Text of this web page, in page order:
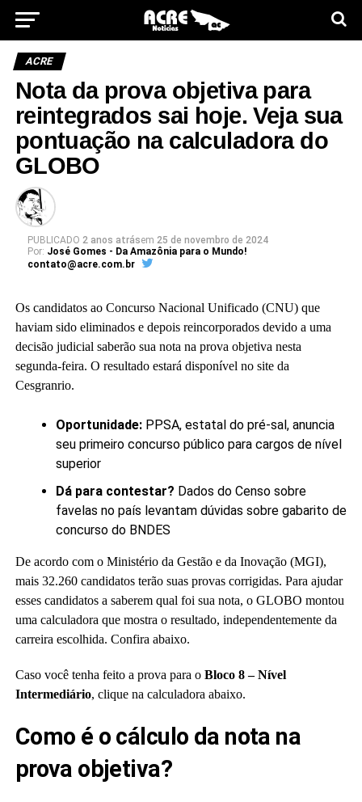
ACRE
Nota da prova objetiva para
reintegrados sai hoje. Veja sua
pontuação na calculadora do
GLOBO
PUBLICADO 2 anos atrásem 25 de novembro de 2024
Por: José Gomes - Da Amazônia para o Mundo!
contato@acre.com.br
Os candidatos ao Concurso Nacional Unificado (CNU) que
haviam sido eliminados e depois reincorporados devido a uma
decisão judicial saberão sua nota na prova objetiva nesta
segunda-feira. O resultado estará disponível no site da
Cesgranrio.
Oportunidade: PPSA, estatal do pré-sal, anuncia
seu primeiro concurso público para cargos de nível
superior
Dá para contestar? Dados do Censo sobre
favelas no país levantam dúvidas sobre gabarito de
concurso do BNDES
De acordo com o Ministério da Gestão e da Inovação (MGI),
mais 32.260 candidatos terão suas provas corrigidas. Para ajudar
esses candidatos a saberem qual foi sua nota, o GLOBO montou
uma calculadora que mostra o resultado, independentemente da
carreira escolhida. Confira abaixo.
Caso você tenha feito a prova para o Bloco 8 – Nível
Intermediário, clique na calculadora abaixo.
Como é o cálculo da nota na
prova objetiva?